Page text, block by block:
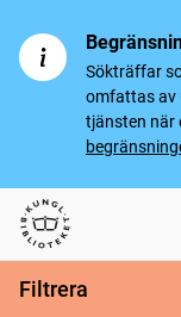
Sökträffar
omfattas av
tjänsten när
Svenska tidningar
Filtrera